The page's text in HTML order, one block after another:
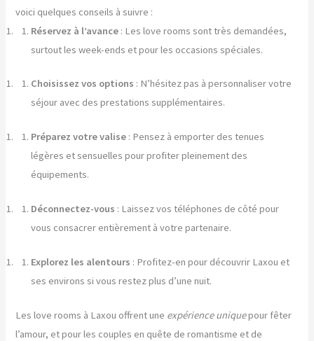
voici quelques conseils à suivre :
Réservez à l’avance : Les love rooms sont très demandées,
surtout les week-ends et pour les occasions spéciales.
Choisissez vos options : N’hésitez pas à personnaliser votre
séjour avec des prestations supplémentaires.
Préparez votre valise : Pensez à emporter des tenues
légères et sensuelles pour profiter pleinement des
équipements.
Déconnectez-vous : Laissez vos téléphones de côté pour
vous consacrer entièrement à votre partenaire.
Explorez les alentours : Profitez-en pour découvrir Laxou et
ses environs si vous restez plus d’une nuit.
Les love rooms à Laxou offrent une expérience uniquepour fêter
l’amour, et pour les couples en quête de romantisme et de